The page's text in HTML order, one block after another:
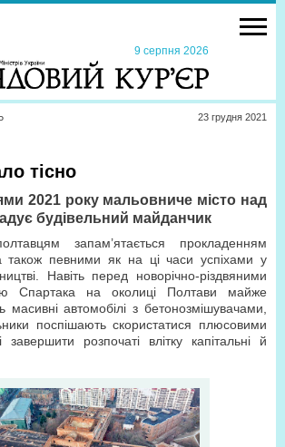
9 серпня 2026
23 грудня 2021
тісно
2021 року мальовниче місто над
будівельний майданчик
запам’ятається прокладенням
також певними як на ці часи успіхами у
Навіть перед новорічно-різдвяними
Спартака на околиці Полтави майже
масивні автомобілі з бетонозмішувачами,
поспішають скористатися плюсовими
розпочаті влітку капітальні й